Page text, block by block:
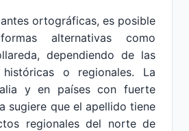
ortográficas, es posible
alternativas como
dependiendo de las
históricas o regionales. La
y en países con fuerte
sugiere que el apellido tiene
regionales del norte de